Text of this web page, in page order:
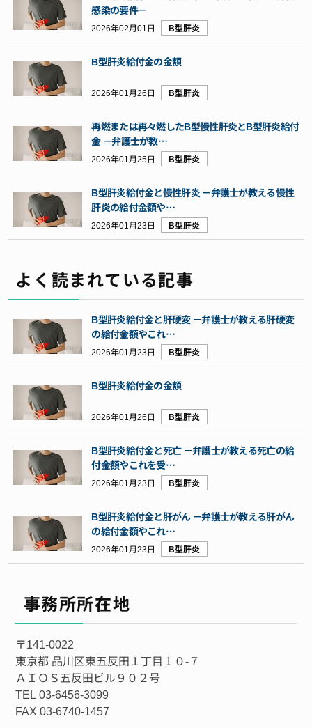
感染の要件－
2026年02月01日 B型肝炎
B型肝炎給付金の金額
2026年01月26日 B型肝炎
再燃または再々燃したB型慢性肝炎とB型肝炎給付
金 －弁護士が教…
2026年01月25日 B型肝炎
B型肝炎給付金と慢性肝炎 －弁護士が教える慢性
肝炎の給付金額や…
2026年01月23日 B型肝炎
よく読まれている記事
B型肝炎給付金と肝硬変 －弁護士が教える肝硬変
の給付金額やこれ…
2026年01月23日 B型肝炎
B型肝炎給付金の金額
2026年01月26日 B型肝炎
B型肝炎給付金と死亡 －弁護士が教える死亡の給
付金額やこれを受…
2026年01月23日 B型肝炎
B型肝炎給付金と肝がん －弁護士が教える肝がん
の給付金額やこれ…
2026年01月23日 B型肝炎
事務所所在地
〒141-0022
東京都 品川区東五反田１丁目１０-７
ＡＩＯＳ五反田ビル９０２号
TEL 03-6456-3099
FAX 03-6740-1457